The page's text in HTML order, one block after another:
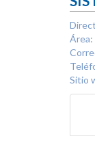
Área:
Sitio